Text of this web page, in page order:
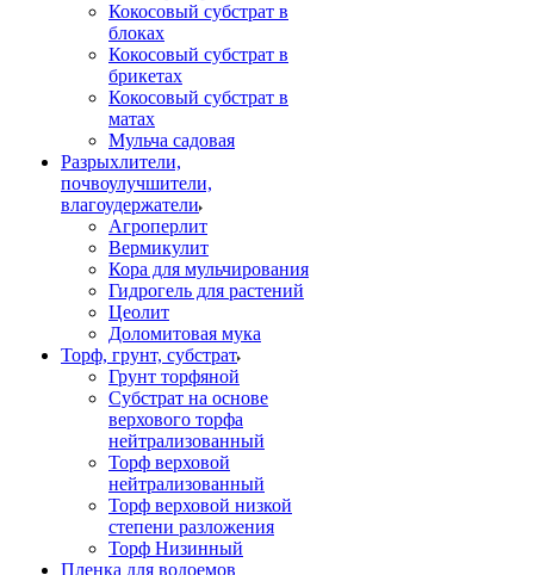
Кокосовый субстрат в
блоках
Кокосовый субстрат в
брикетах
Кокосовый субстрат в
матах
Мульча садовая
Разрыхлители,
почвоулучшители,
влагоудержатели
Агроперлит
Вермикулит
Кора для мульчирования
Гидрогель для растений
Цеолит
Доломитовая мука
Торф, грунт, субстрат
Грунт торфяной
Субстрат на основе
верхового торфа
нейтрализованный
Торф верховой
нейтрализованный
Торф верховой низкой
степени разложения
Торф Низинный
Пленка для водоемов